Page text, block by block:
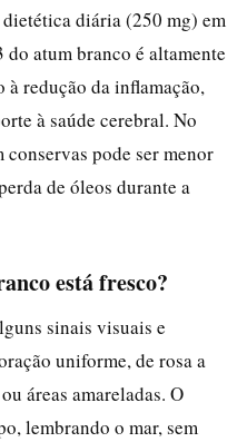
diária (250 mg) em
do atum branco é altamente
redução da inflamação,
à saúde cerebral. No
pode ser menor
de óleos durante a
está fresco?
sinais visuais e
uniforme, de rosa a
áreas amareladas. O
lembrando o mar, sem